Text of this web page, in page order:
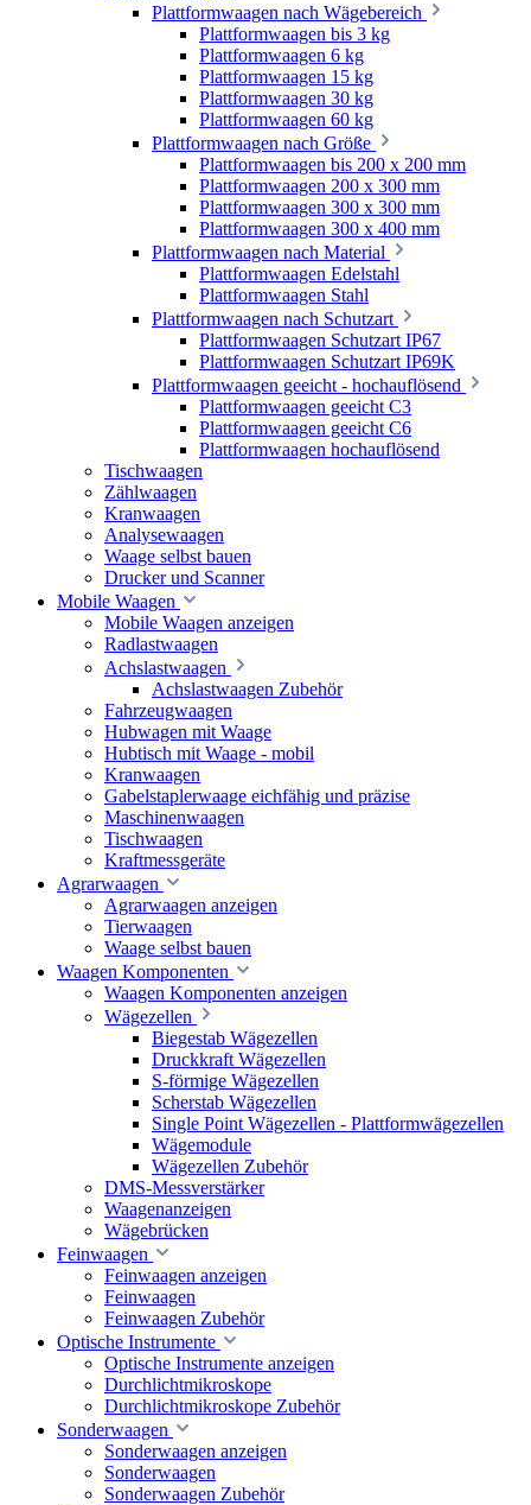
Plattformwaagen nach Wägebereich
Plattformwaagen bis 3 kg
Plattformwaagen 6 kg
Plattformwaagen 15 kg
Plattformwaagen 30 kg
Plattformwaagen 60 kg
Plattformwaagen nach Größe
Plattformwaagen bis 200 x 200 mm
Plattformwaagen 200 x 300 mm
Plattformwaagen 300 x 300 mm
Plattformwaagen 300 x 400 mm
Plattformwaagen nach Material
Plattformwaagen Edelstahl
Plattformwaagen Stahl
Plattformwaagen nach Schutzart
Plattformwaagen Schutzart IP67
Plattformwaagen Schutzart IP69K
Plattformwaagen geeicht - hochauflösend
Plattformwaagen geeicht C3
Plattformwaagen geeicht C6
Plattformwaagen hochauflösend
Tischwaagen
Zählwaagen
Kranwaagen
Analysewaagen
Waage selbst bauen
Drucker und Scanner
Mobile Waagen
Mobile Waagen anzeigen
Radlastwaagen
Achslastwaagen
Achslastwaagen Zubehör
Fahrzeugwaagen
Hubwagen mit Waage
Hubtisch mit Waage - mobil
Kranwaagen
Gabelstaplerwaage eichfähig und präzise
Maschinenwaagen
Tischwaagen
Kraftmessgeräte
Agrarwaagen
Agrarwaagen anzeigen
Tierwaagen
Waage selbst bauen
Waagen Komponenten
Waagen Komponenten anzeigen
Wägezellen
Biegestab Wägezellen
Druckkraft Wägezellen
S-förmige Wägezellen
Scherstab Wägezellen
Single Point Wägezellen - Plattformwägezellen
Wägemodule
Wägezellen Zubehör
DMS-Messverstärker
Waagenanzeigen
Wägebrücken
Feinwaagen
Feinwaagen anzeigen
Feinwaagen
Feinwaagen Zubehör
Optische Instrumente
Optische Instrumente anzeigen
Durchlichtmikroskope
Durchlichtmikroskope Zubehör
Sonderwaagen
Sonderwaagen anzeigen
Sonderwaagen
Sonderwaagen Zubehör